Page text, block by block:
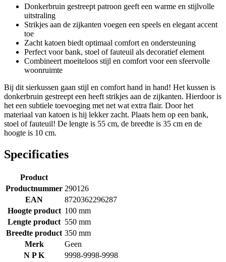
Donkerbruin gestreept patroon geeft een warme en stijlvolle
uitstraling
Strikjes aan de zijkanten voegen een speels en elegant accent
toe
Zacht katoen biedt optimaal comfort en ondersteuning
Perfect voor bank, stoel of fauteuil als decoratief element
Combineert moeiteloos stijl en comfort voor een sfeervolle
woonruimte
Bij dit sierkussen gaan stijl en comfort hand in hand! Het kussen is
donkerbruin gestreept een heeft strikjes aan de zijkanten. Hierdoor is
het een subtiele toevoeging met net wat extra flair. Door het
materiaal van katoen is hij lekker zacht. Plaats hem op een bank,
stoel of fauteuil! De lengte is 55 cm, de breedte is 35 cm en de
hoogte is 10 cm.
Specificaties
Product
Productnummer 290126
EAN
8720362296287
Hoogte product 100 mm
Lengte product 550 mm
Breedte product 350 mm
Merk
Geen
N P K
9998-9998-9998